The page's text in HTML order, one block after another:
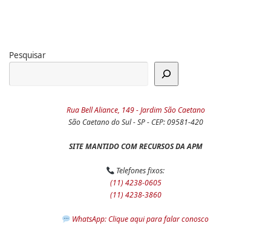
Pesquisar
Rua Bell Aliance, 149 - Jardim São Caetano
São Caetano do Sul - SP - CEP: 09581-420
SITE MANTIDO COM RECURSOS DA APM
Telefones fixos:
(11) 4238-0605
(11) 4238-3860
WhatsApp: Clique aqui para falar conosco